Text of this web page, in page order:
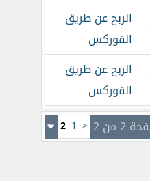
الربح عن طريق
الفوركس
الربح عن طريق
الفوركس
2 من 2 <
1
2